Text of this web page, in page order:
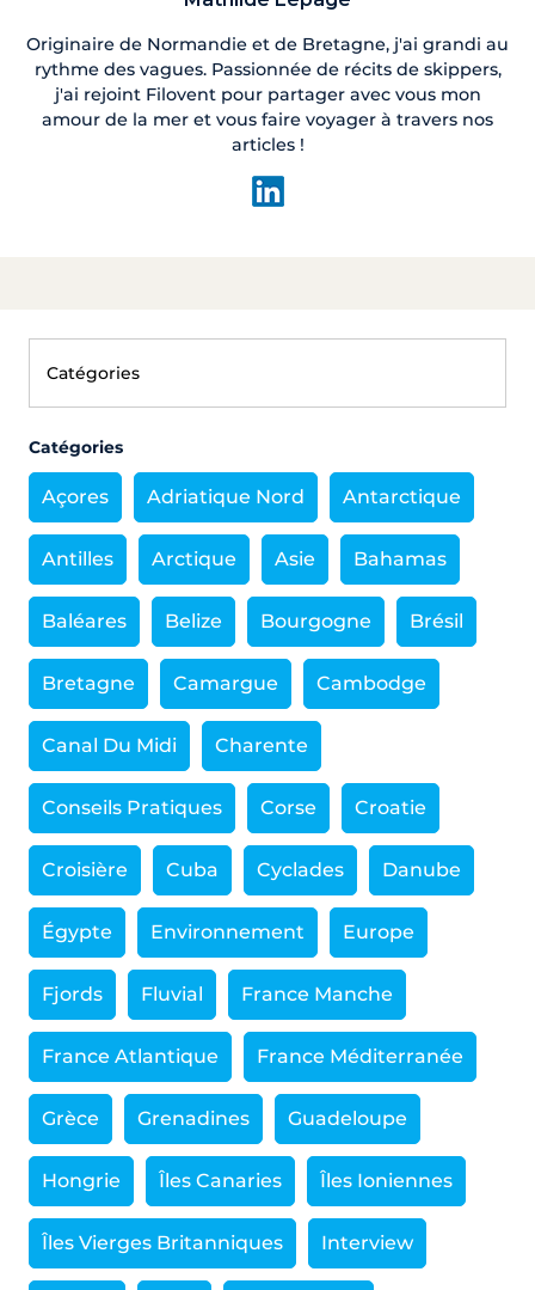
Originaire de Normandie et de Bretagne, j'ai grandi au
rythme des vagues. Passionnée de récits de skippers,
j'ai rejoint Filovent pour partager avec vous mon
amour de la mer et vous faire voyager à travers nos
articles !
Catégories
Açores Adriatique Nord Antarctique
Antilles Arctique Asie Bahamas
Baléares Belize Bourgogne Brésil
Bretagne Camargue Cambodge
Canal Du Midi Charente
Conseils Pratiques Corse Croatie
Croisière Cuba Cyclades Danube
Égypte Environnement Europe
Fjords Fluvial France Manche
France Atlantique France Méditerranée
Grèce Grenadines Guadeloupe
Hongrie Îles Canaries Îles Ioniennes
Îles Vierges Britanniques Interview